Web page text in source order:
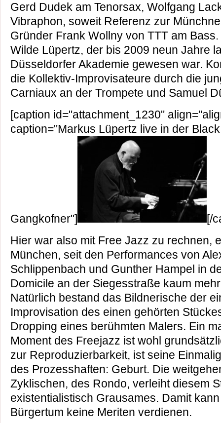
Gerd Dudek am Tenorsax, Wolfgang
Vibraphon, soweit Referenz zur
Gründer Frank Wollny von TTT am
Wilde Lüpertz, der bis 2009 neun Jahre
Düsseldorfer Akademie gewesen war.
die Kollektiv-Improvisateure durch die
Carniaux an der Trompete und Samuel
[caption id="attachment_1230"
caption="Markus Lüpertz live in der
Gangkofner"]
[/
Hier war also mit Free Jazz zu rechnen,
München, seit den Performances von
Schlippenbach und Gunther Hampel in
Domicile an der Siegesstraße kaum
Natürlich bestand das Bildnerische der
Improvisation des einen gehörten
Dropping eines berühmten Malers. Ein
Moment des Freejazz ist wohl
zur Reproduzierbarkeit, ist seine
des Prozesshaften: Geburt. Die
Zyklischen, des Rondo, verleiht diesem
existentialistisch Grausames. Damit
Bürgertum keine Meriten verdienen.